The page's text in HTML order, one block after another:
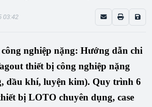
03:42
nghiệp nặng: Hướng dẫn chi
thiết bị công nghiệp nặng
dầu khí, luyện kim). Quy trình 6
bị LOTO chuyên dụng, case